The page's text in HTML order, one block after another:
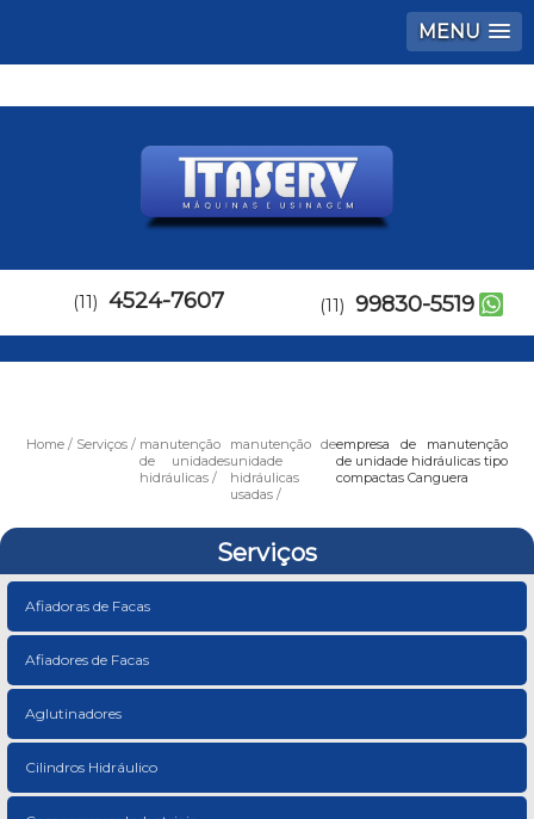
MENU
(11) 4524-7607 (11) 99830-5519
Home Serviços
manutenção
de unidades
hidráulicas
manutenção de
unidade
hidráulicas
usadas
empresa de manutenção
de unidade hidráulicas tipo
compactas Canguera
Serviços
Afiadoras de Facas
Afiadores de Facas
Aglutinadores
Cilindros Hidráulico